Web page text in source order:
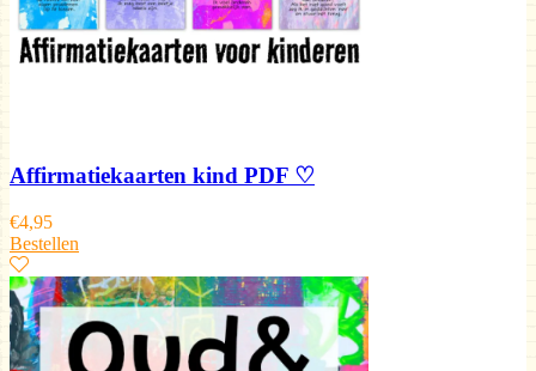
Affirmatiekaarten kind PDF ♡
€4,95
Bestellen